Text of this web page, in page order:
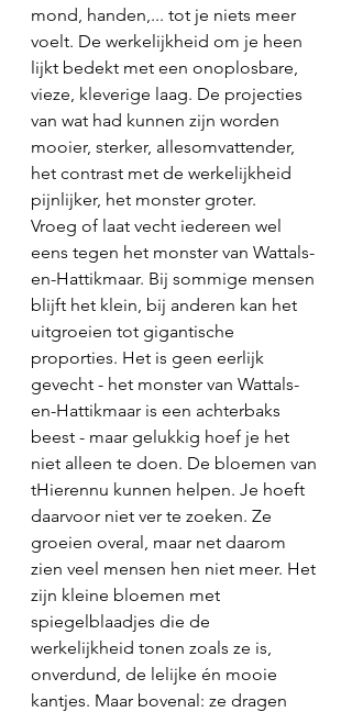
mond, handen,... tot je niets meer
voelt. De werkelijkheid om je heen
lijkt bedekt met een onoplosbare,
vieze, kleverige laag. De projecties
van wat had kunnen zijn worden
mooier, sterker, allesomvattender,
het contrast met de werkelijkheid
pijnlijker, het monster groter.
Vroeg of laat vecht iedereen wel
eens tegen het monster van Wattals-
en-Hattikmaar. Bij sommige mensen
blijft het klein, bij anderen kan het
uitgroeien tot gigantische
proporties. Het is geen eerlijk
gevecht - het monster van Wattals-
en-Hattikmaar is een achterbaks
beest - maar gelukkig hoef je het
niet alleen te doen. De bloemen van
tHierennu kunnen helpen. Je hoeft
daarvoor niet ver te zoeken. Ze
groeien overal, maar net daarom
zien veel mensen hen niet meer. Het
zijn kleine bloemen met
spiegelblaadjes die de
werkelijkheid tonen zoals ze is,
onverdund, de lelijke én mooie
kantjes. Maar bovenal: ze dragen